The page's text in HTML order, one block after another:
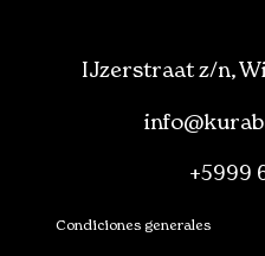
IJzerstraat z/n,
+5999
Condiciones generales